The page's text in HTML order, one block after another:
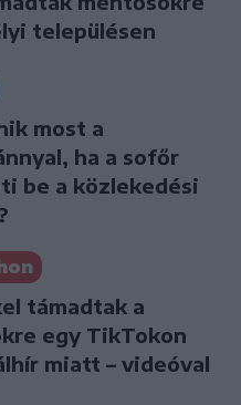
településen
most a
ha a sofőr
be a közlekedési
támadtak a
egy TikTokon
miatt – videóval